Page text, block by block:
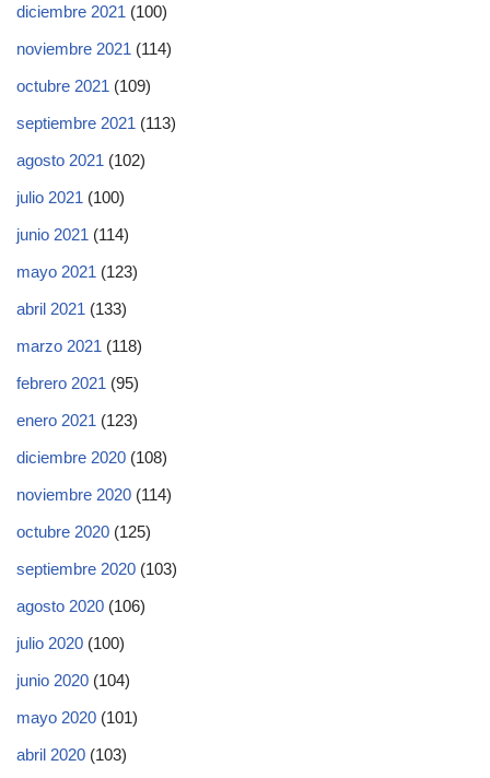
diciembre 2021 (100)
noviembre 2021 (114)
octubre 2021 (109)
septiembre 2021 (113)
agosto 2021 (102)
julio 2021 (100)
junio 2021 (114)
mayo 2021 (123)
abril 2021 (133)
marzo 2021 (118)
febrero 2021 (95)
enero 2021 (123)
diciembre 2020 (108)
noviembre 2020 (114)
octubre 2020 (125)
septiembre 2020 (103)
agosto 2020 (106)
julio 2020 (100)
junio 2020 (104)
mayo 2020 (101)
abril 2020 (103)